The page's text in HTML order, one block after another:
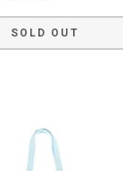
SOLD OUT